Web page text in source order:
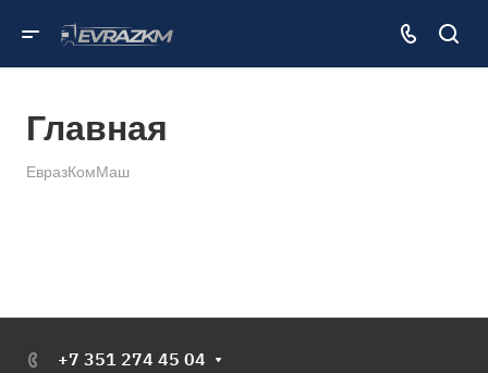
Главная
ЕвразКомМаш
+7 351 274 45 04